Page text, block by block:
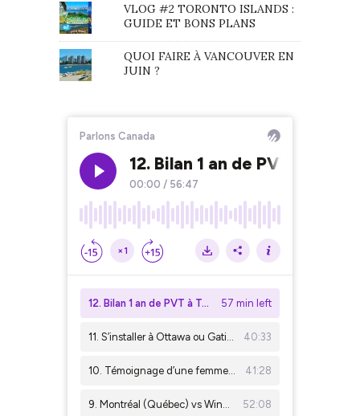
VLOG #2 TORONTO ISLANDS :
GUIDE ET BONS PLANS
QUOI FAIRE À VANCOUVER EN
JUIN ?